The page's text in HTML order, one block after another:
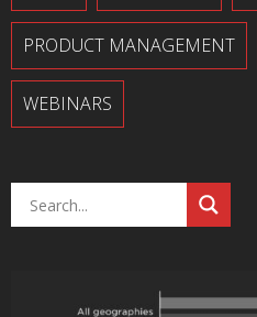
PRODUCT MANAGEMENT
WEBINARS